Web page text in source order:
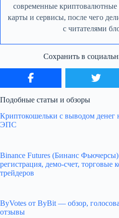
современные
карты и сервисы, после чего
с читателями
Сохранить в
Подобные статьи и обзоры
Криптокошельки с выводом денег
ЭПС
Binance Futures (Бинанс
регистрация, демо-счет, торговые
трейдеров
ByVotes от ByBit — обзор,
отзывы